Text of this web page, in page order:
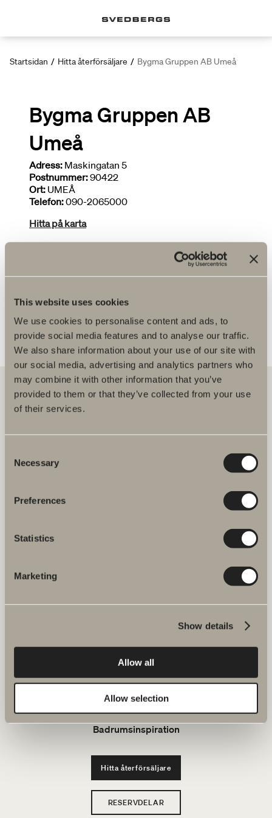
This website uses cookies
We use cookies to personalise content and ads, to
provide social media features and to analyse our traffic.
We also share information about your use of our site with
our social media, advertising and analytics partners who
may combine it with other information that you’ve
provided to them or that they’ve collected from your use
of their services.
Selection
Necessary
Preferences
Statistics
Marketing
Show details
Allow all
Allow selection
Startsidan / Hitta återförsäljare / Bygma Gruppen AB Umeå
Bygma Gruppen AB
Umeå
Adress: Maskingatan 5
Postnummer:90422
Ort: UMEÅ
Telefon:090-2065000
Hitta på karta
Deltar i kampanjer
Svedbergs i Dalstorp AB
Verkstadsvägen 1
Svedbergs kundservice.
Hållbarhet
Badrumsinspiration
Hitta återförsäljare
RESERVDELAR